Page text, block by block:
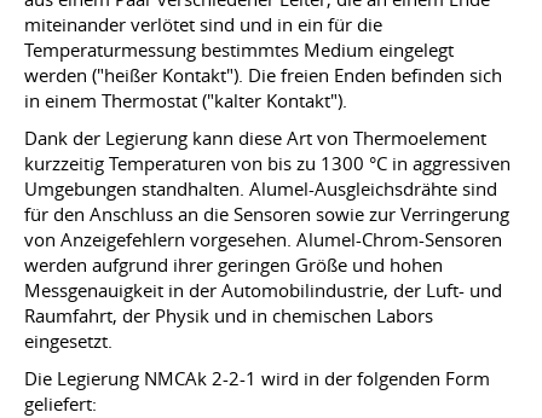
miteinander verlötet sind und in ein für die
Temperaturmessung bestimmtes Medium eingelegt
werden ("heißer Kontakt"). Die freien Enden befinden sich
in einem Thermostat ("kalter Kontakt").
Dank der Legierung kann diese Art von Thermoelement
kurzzeitig Temperaturen von bis zu 1300 °C in aggressiven
Umgebungen standhalten. Alumel-Ausgleichsdrähte sind
für den Anschluss an die Sensoren sowie zur Verringerung
von Anzeigefehlern vorgesehen. Alumel-Chrom-Sensoren
werden aufgrund ihrer geringen Größe und hohen
Messgenauigkeit in der Automobilindustrie, der Luft- und
Raumfahrt, der Physik und in chemischen Labors
eingesetzt.
Die Legierung NMCAk 2-2-1 wird in der folgenden Form
geliefert: